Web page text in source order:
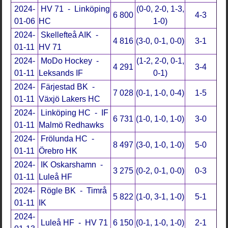
2024-
01-06
HV 71 - Linköping
HC
6 800
(0-0, 2-0, 1-3,
1-0)
4-3
2024-
01-11
Skellefteå AIK -
HV 71
4 816 (3-0, 0-1, 0-0) 3-1
2024-
01-11
MoDo Hockey -
Leksands IF
4 291
(1-2, 2-0, 0-1,
0-1)
3-4
2024-
01-11
Färjestad BK -
Växjö Lakers HC
7 028 (0-1, 1-0, 0-4) 1-5
2024-
01-11
Linköping HC - IF
Malmö Redhawks
6 731 (1-0, 1-0, 1-0) 3-0
2024-
01-11
Frölunda HC -
Örebro HK
8 497 (3-0, 1-0, 1-0) 5-0
2024-
01-11
IK Oskarshamn -
Luleå HF
3 275 (0-2, 0-1, 0-0) 0-3
2024-
01-11
Rögle BK - Timrå
IK
5 822 (1-0, 3-1, 1-0) 5-1
2024-
Luleå HF - HV 71 6 150 (0-1, 1-0, 1-0) 2-1